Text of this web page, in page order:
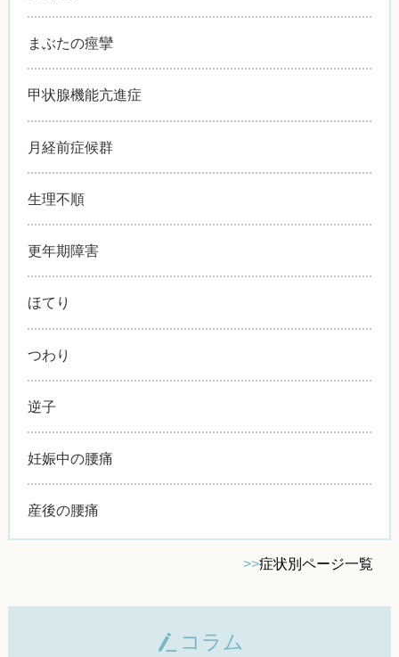
まぶたの痙攣
甲状腺機能亢進症
月経前症候群
生理不順
更年期障害
ほてり
つわり
逆子
妊娠中の腰痛
産後の腰痛
>>症状別ページ一覧
コラム